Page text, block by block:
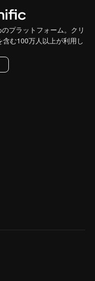
プラットフォーム。クリ
む100万人以上が利用し